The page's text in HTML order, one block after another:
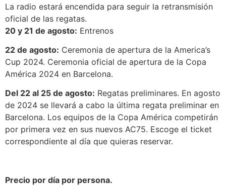
La radio estará encendida para seguir la retransmisión
oficial de las regatas.
20 y 21 de agosto: Entrenos
22 de agosto: Ceremonia de apertura de la America’s
Cup 2024. Ceremonia oficial de apertura de la Copa
América 2024 en Barcelona.
Del 22 al 25 de agosto: Regatas preliminares. En agosto
de 2024 se llevará a cabo la última regata preliminar en
Barcelona. Los equipos de la Copa América competirán
por primera vez en sus nuevos AC75. Escoge el ticket
correspondiente al día que quieras reservar.
Precio por día por persona.